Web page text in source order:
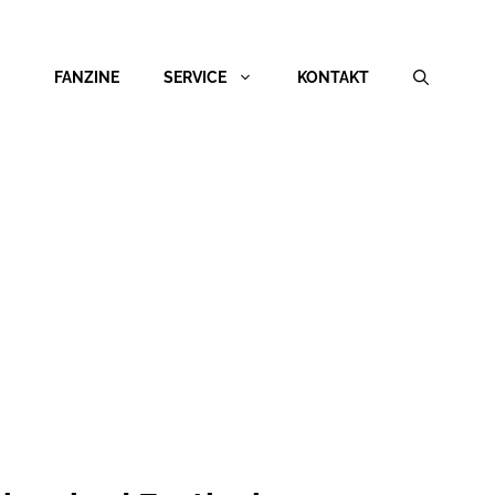
FANZINE SERVICE KONTAKT